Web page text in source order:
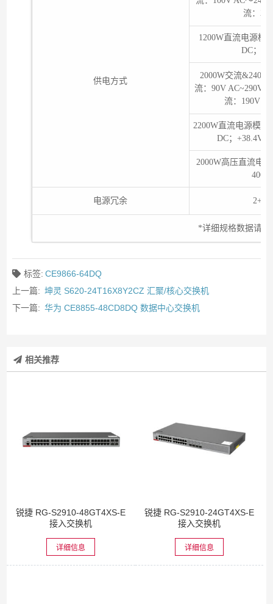
供电方式
流：
1200W直流电源模
DC；
2000W交流&240V
流：90V AC~290V
流：190V
2200W直流电源模块
DC；+38.4V
2000W高压直流电
400V
电源冗余 2+2
*详细规格数据请
标签: CE9866-64DQ
上一篇: 坤灵 S620-24T16X8Y2CZ 汇聚/核心交换机
下一篇: 华为 CE8855-48CD8DQ 数据中心交换机
相关推荐
锐捷 RG-S2910-48GT4XS-E
接入交换机
详细信息
锐捷 RG-S2910-24GT4XS-E
接入交换机
详细信息